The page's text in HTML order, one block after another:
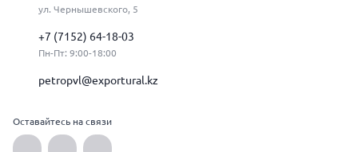
ул. Чернышевского, 5
+7 (7152) 64-18-03
Пн-Пт: 9:00-18:00
petropvl@exportural.kz
Оставайтесь на связи